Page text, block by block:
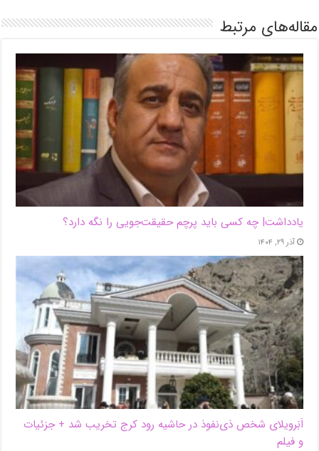
مقاله‌های مرتبط
یادداشت| ‌چه کسی باید پرچم حقیقت‌جویی را نگه دارد؟
آذر ۲۹, ۱۴۰۴
اَبَر‌ویلای شخص ذی‌نفوذ در حاشیه‌ رود کرج تخریب شد + جزئیات
و فیلم